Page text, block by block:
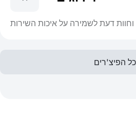
וחוות דעת לשמירה על איכות השירות
כל הפיצ'רים